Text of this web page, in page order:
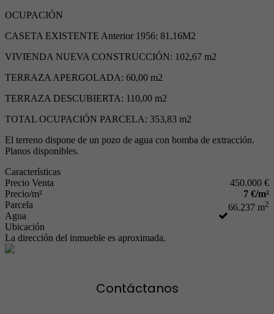
OCUPACIÓN
CASETA EXISTENTE Anterior 1956: 81,16M2
VIVIENDA NUEVA CONSTRUCCIÓN: 102,67 m2
TERRAZA APERGOLADA: 60,00 m2
TERRAZA DESCUBIERTA: 110,00 m2
TOTAL OCUPACIÓN PARCELA: 353,83 m2
El terreno dispone de un pozo de agua con bomba de extracción.
Planos disponibles.
Características
Precio Venta
450.000 €
Precio/m²
7 €/m²
Parcela
66.237 m2
Agua
Ubicación
La dirección del inmueble es aproximada.
Contáctanos